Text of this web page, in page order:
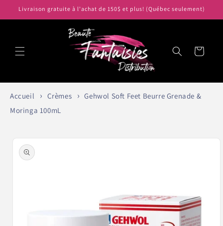
passer
au
Livraison gratuite à l'achat de 150$ et plus! (Québec seulement)
Panier
Accueil Crèmes
Gehwol Soft Feet Beurre Grenade &
Moringa 100mL
Passer aux
informations
produits